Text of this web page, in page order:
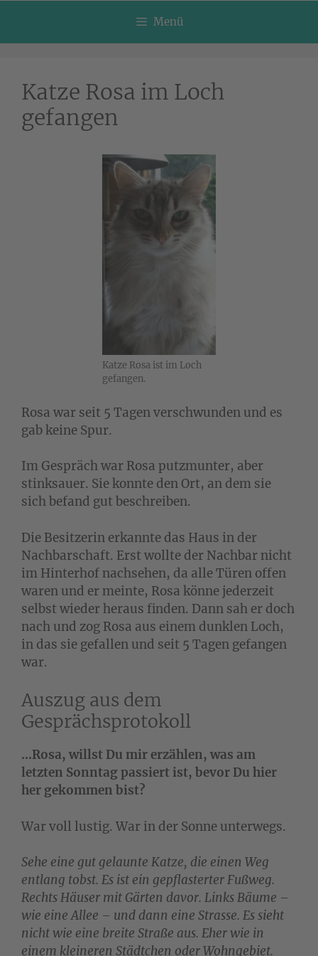
Menü
Katze Rosa im Loch
gefangen
Katze Rosa ist im Loch
gefangen.
Rosa war seit 5 Tagen verschwunden und es
gab keine Spur.
Im Gespräch war Rosa putzmunter, aber
stinksauer. Sie konnte den Ort, an dem sie
sich befand gut beschreiben.
Die Besitzerin erkannte das Haus in der
Nachbarschaft. Erst wollte der Nachbar nicht
im Hinterhof nachsehen, da alle Türen offen
waren und er meinte, Rosa könne jederzeit
selbst wieder heraus finden. Dann sah er doch
nach und zog Rosa aus einem dunklen Loch,
in das sie gefallen und seit 5 Tagen gefangen
war.
Auszug aus dem
Gesprächsprotokoll
…Rosa, willst Du mir erzählen, was am
letzten Sonntag passiert ist, bevor Du hier
her gekommen bist?
War voll lustig. War in der Sonne unterwegs.
Sehe eine gut gelaunte Katze, die einen Weg
entlang tobst. Es ist ein gepflasterter Fußweg.
Rechts Häuser mit Gärten davor. Links Bäume –
wie eine Allee – und dann eine Strasse. Es sieht
nicht wie eine breite Straße aus. Eher wie in
einem kleineren Städtchen oder Wohngebiet.